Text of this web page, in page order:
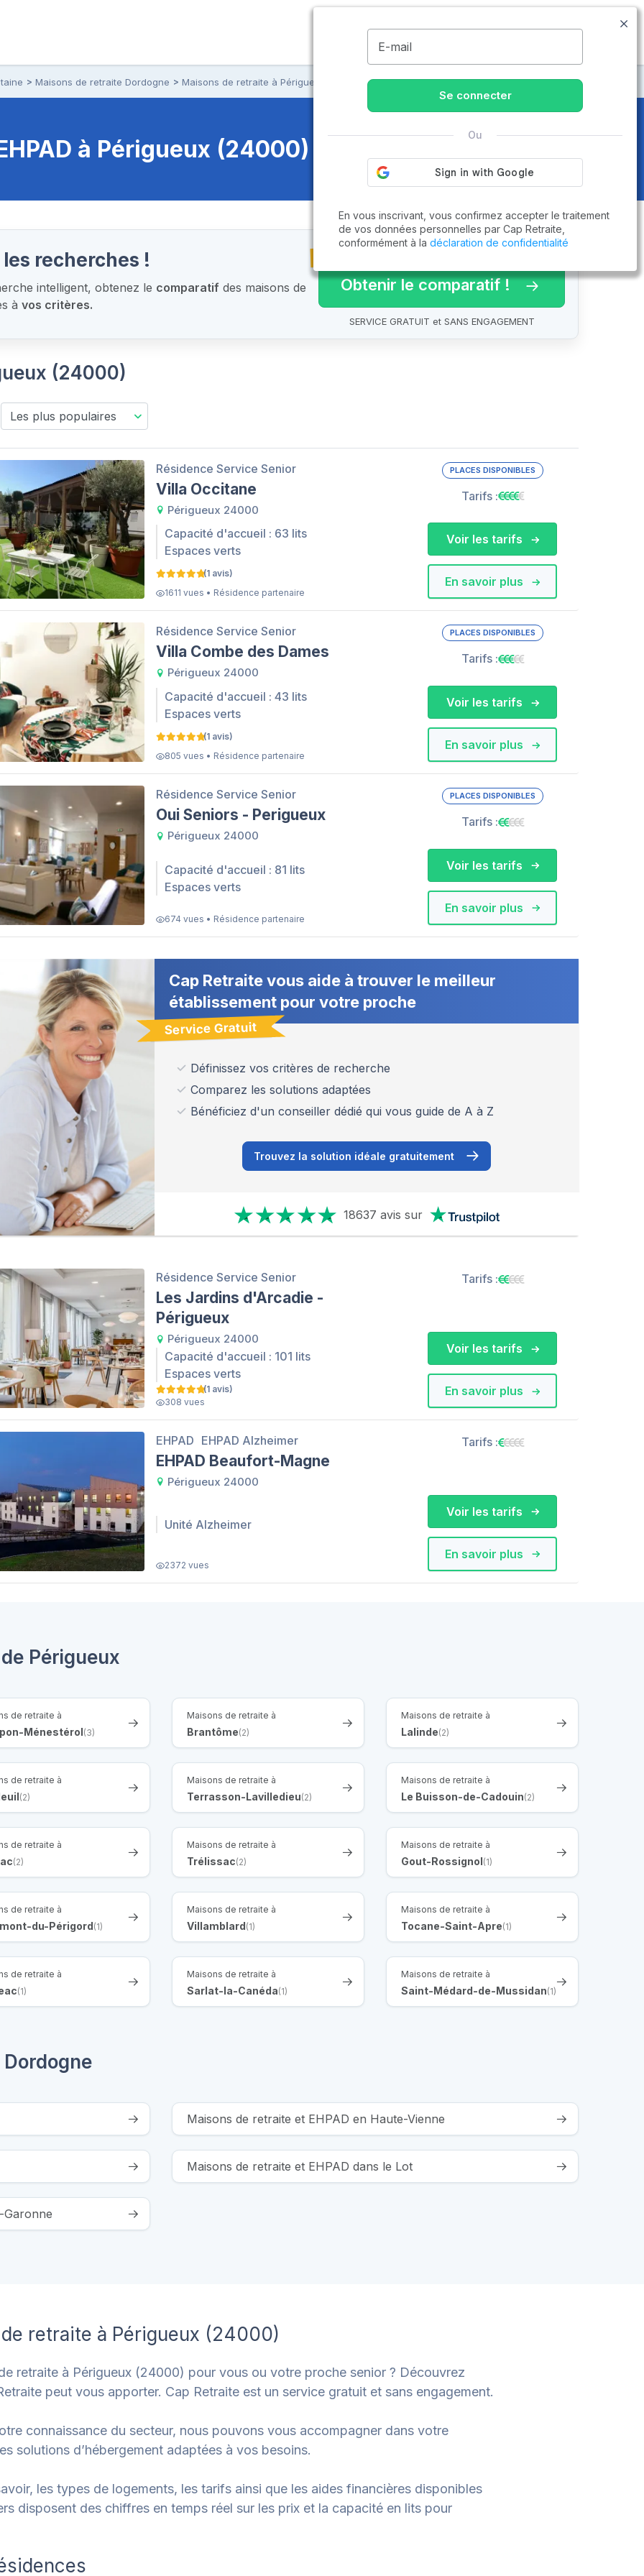
09.77.55.73.00
Maisons de retraite Dordogne Maisons de retraite à Périgueux
à Périgueux (24000)
recherches !
intelligent, obtenez le comparatifdes maisons de
à vos critères.
Obtenir le comparatif !
SERVICE GRATUIT et SANS ENGAGEMENT
(24000)
Résidence Service Senior
Villa Occitane
Périgueux 24000
Capacité d'accueil : 63 lits
Espaces verts
(1 avis)
1611 vues • Résidence partenaire
PLACES DISPONIBLES
Tarifs :
En savoir plus
Voir les tarifs
Résidence Service Senior
Villa Combe des Dames
Périgueux 24000
Capacité d'accueil : 43 lits
Espaces verts
(1 avis)
805 vues • Résidence partenaire
PLACES DISPONIBLES
Tarifs :
En savoir plus
Voir les tarifs
Résidence Service Senior
Oui Seniors - Perigueux
Périgueux 24000
Capacité d'accueil : 81 lits
Espaces verts
674 vues • Résidence partenaire
PLACES DISPONIBLES
Tarifs :
En savoir plus
Voir les tarifs
Cap Retraite vous aide à trouver le meilleur
établissement pour votre proche
Service Gratuit
Définissez vos critères de recherche
Comparez les solutions adaptées
Bénéficiez d'un conseiller dédié qui vous guide de A à Z
Trouvez la solution idéale gratuitement
18637 avis sur
Résidence Service Senior
Les Jardins d'Arcadie -
Périgueux
Périgueux 24000
Capacité d'accueil : 101 lits
Espaces verts
(1 avis)
308 vues
Tarifs :
En savoir plus
Voir les tarifs
EHPAD EHPAD Alzheimer
EHPAD Beaufort-Magne
Périgueux 24000
Unité Alzheimer
2372 vues
Tarifs :
En savoir plus
Voir les tarifs
Périgueux
de retraite à
Ménestérol(3)
Maisons de retraite à
Brantôme(2)
Maisons de retraite à
Lalinde(2)
de retraite à
(2)
Maisons de retraite à
Terrasson-Lavilledieu(2)
Maisons de retraite à
Le Buisson-de-Cadouin(2)
de retraite à
(2)
Maisons de retraite à
Trélissac(2)
Maisons de retraite à
Gout-Rossignol(1)
de retraite à
du-Périgord(1)
Maisons de retraite à
Villamblard(1)
Maisons de retraite à
Tocane-Saint-Apre(1)
de retraite à
(1)
Maisons de retraite à
Sarlat-la-Canéda(1)
Maisons de retraite à
Saint-Médard-de-Mussidan(1)
Maisons de retraite et EHPAD en Haute-Vienne
Maisons de retraite et EHPAD dans le Lot
Garonne
retraite à Périgueux (24000)
retraite à Périgueux (24000) pour vous ou votre proche senior ? Découvrez
peut vous apporter. Cap Retraite est un service gratuit et sans engagement.
connaissance du secteur, nous pouvons vous accompagner dans votre
solutions d’hébergement adaptées à vos besoins.
les types de logements, les tarifs ainsi que les aides financières disponibles
disposent des chiffres en temps réel sur les prix et la capacité en lits pour
E-mail
Se connecter
Ou
En vous inscrivant, vous confirmez accepter le traitement
de vos données personnelles par Cap Retraite,
conformément à la déclaration de confidentialité